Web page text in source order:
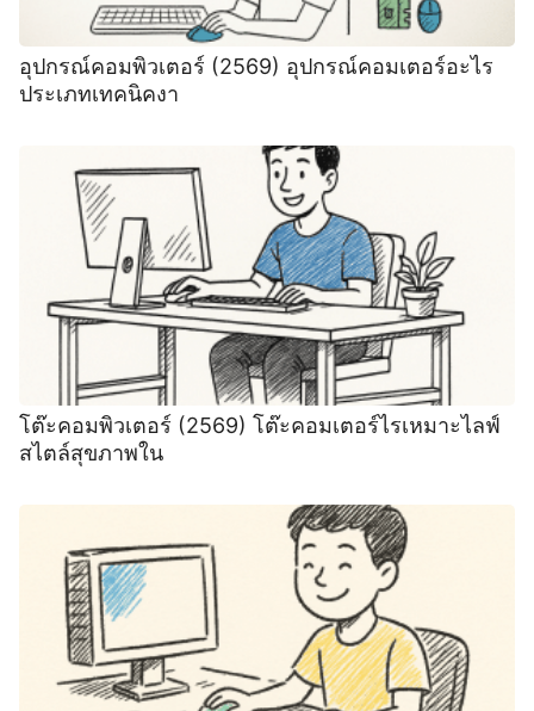
อุปกรณ์คอมพิวเตอร์ (2569) ️อุปกรณ์คอมเตอร์อะไร
ประเภทเทคนิคงา
โต๊ะคอมพิวเตอร์ (2569) ️โต๊ะคอมเตอร์ไรเหมาะไลฟ์
สไตล์สุขภาพใน